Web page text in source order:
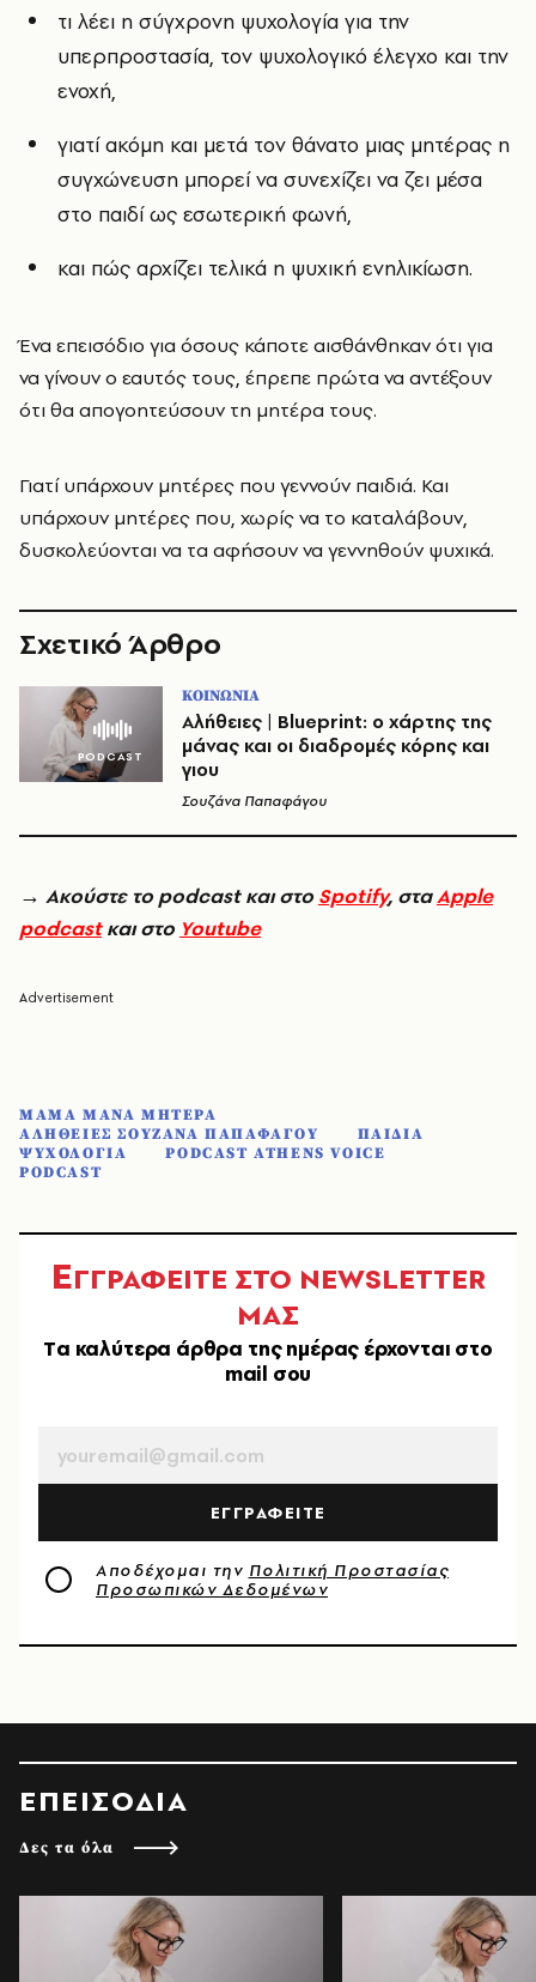
τι λέει η σύγχρονη ψυχολογία για την
υπερπροστασία, τον ψυχολογικό έλεγχο και την
ενοχή,
γιατί ακόμη και μετά τον θάνατο μιας μητέρας η
συγχώνευση μπορεί να συνεχίζει να ζει μέσα
στο παιδί ως εσωτερική φωνή,
και πώς αρχίζει τελικά η ψυχική ενηλικίωση.
Ένα επεισόδιο για όσους κάποτε αισθάνθηκαν ότι για
να γίνουν ο εαυτός τους, έπρεπε πρώτα να αντέξουν
ότι θα απογοητεύσουν τη μητέρα τους.
Γιατί υπάρχουν μητέρες που γεννούν παιδιά. Και
υπάρχουν μητέρες που, χωρίς να το καταλάβουν,
δυσκολεύονται να τα αφήσουν να γεννηθούν ψυχικά.
Σχετικό Άρθρο
ΚΟΙΝΩΝΙΑ
Αλήθειες | Blueprint: ο χάρτης της
μάνας και οι διαδρομές κόρης και
γιου
Σουζάνα Παπαφάγου
→ Ακούστε το podcast και στο Spotify, σταApple
podcastκαι στο Youtube
ΜΑΜΑ ΜΑΝΑ ΜΗΤΕΡΑ
ΑΛΗΘΕΙΕΣ ΣΟΥΖΑΝΑ ΠΑΠΑΦΑΓΟΥ
ΠΑΙΔΙΑ
ΨΥΧΟΛΟΓΙΑ
PODCAST ATHENS VOICE
PODCAST
ΕΓΓΡΑΦΕΙΤΕ ΣΤΟ NEWSLETTER
ΜΑΣ
Tα καλύτερα άρθρα της ημέρας έρχονται στο
mail σου
ΕΓΓΡΑΦΕΙΤΕ
Αποδέχομαι την Πολιτική Προστασίας
Προσωπικών Δεδομένων
ΕΠΕΙΣΟΔΙΑ
Δες τα όλα